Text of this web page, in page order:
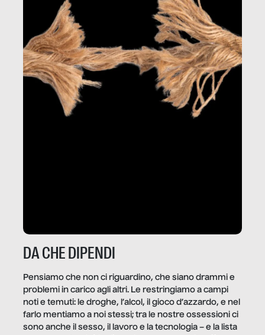
DA CHE DIPENDI
Pensiamo che non ci riguardino, che siano drammi e
problemi in carico agli altri. Le restringiamo a campi
noti e temuti: le droghe, l’alcol, il gioco d’azzardo, e nel
farlo mentiamo a noi stessi; tra le nostre ossessioni ci
sono anche il sesso, il lavoro e la tecnologia – e la lista